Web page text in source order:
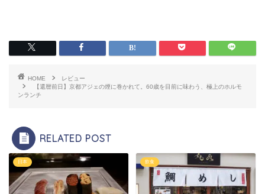
HOME
レビュー
【還暦前日】京都アジェの煙に巻かれて。60歳を目前に味わう、極上のホルモ
ンランチ
RELATED POST
日本 飲食